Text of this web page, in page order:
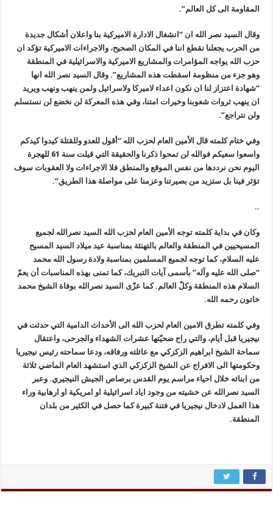
المقاومة الى كل العالم”.
وقال السيد نصر الله ان “انشغال الادارة الاميركية بنا واعلان أشكال جديدة
من الحرب يجعلنا نقطع اننا في المكان الصحيح، والاجراءات الاميركية تؤكد ان
حزب الله يواجه المؤامرات والمشاريع الاميركية والاسرائيلية في المنطقة
وهو جزء من منظومة اسقطت هذه المشاريع”. وقال السيد نصر الله انها
“شهادة اعتزاز لنا ان نكون اعداء لاميركا ولاسرائيل ولمن ينهب ونهب ويريد
ان ينهب ثروات شعوبنا وخيرات امتنا، وفي هذه المعركة لن نخضع لن نستسلم
ولن نتراجع”.
وفي ختام كلمته قال الأمين العام لحزب الله “أقول للعدو وللقتلة كيدوا كيدكم
واسعوا سعيكم فوالله لن تمحوا ذكرنا والحقيقة التي قيلت سنة 61 للهجرة
اليوم نحن نرددها من نفس الموقع والمنطق فلا الاجراءات ولا العقوبات سوف
تؤثر فينا بل ستزيد من بصيرتنا وعزمنا على مواصلة هذا الطريق”.
..
وكان في بداية كلمته توجه الأمين العام لحزب الله السيد نصرالله لجميع
المسيحيين في المنطقة والعالم بالتهنئة بمناسبة عيد ميلاد السيد المسيح
عليه السلام، كما توجه لجميع المسلمين بمناسبة ولادة رسول الله محمد
“صلى الله عليه وآله” بأسمى آيات التبريك، كما تمنى بهذه المناسبات أن يعمّ
السلام هذه المنطقة وكلّ العالم. كما عزّى السيد نصرالله بوفاة الشيخ محمد
خاتون رحمه الله.
وفي كلمته تطرق الامين العام لحزب الله الى الأحداث الدامية التي حدثت في
نيجيريا قبل أيام، والتي راح ضحيّتها عشرات الشهداء والجرحى، واعتقال
سماحة الشيخ ابراهيم الزكزكي مع عائلته ورفاقه، ودعا سماحته رئيس نيجيريا
وحكومتها الى الافراج عن الشيخ الزكزكي الذي استشهد العام الماضي ثلاثة
من ابنائه خلال احياء مراسم يوم القدس برصاص الجيش النيجيري. وعبر
السيد نصرالله عن خشيته من وجود اياد اسرائيلية او امريكية او ارهابية وراء
هذا العمل لادخال نيجيريا في فتنة كبيرة كما حصل في الكثير من بلدان
المنطقة.